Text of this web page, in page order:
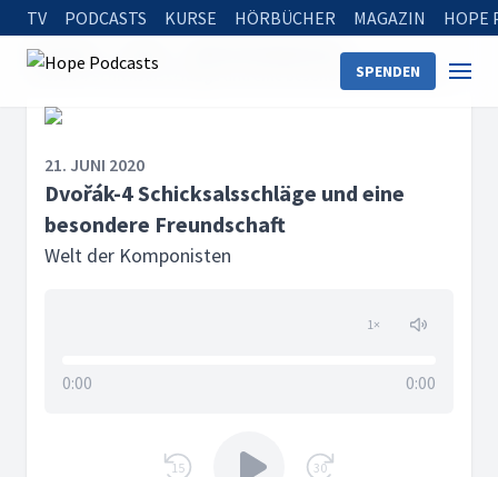
TV PODCASTS KURSE HÖRBÜCHER MAGAZIN HOPE
SPENDEN
Startseite
Welt der Komponisten
Dvořák-4 Schicksalsschläge und eine besondere Freundschaft
21. JUNI 2020
Dvořák-4 Schicksalsschläge und eine
besondere Freundschaft
Welt der Komponisten
1×
0:00 0:00
15 30